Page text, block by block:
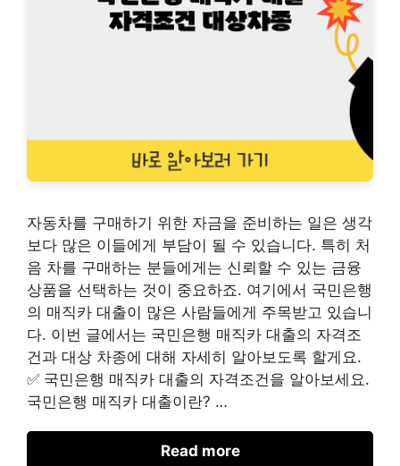
자동차를 구매하기 위한 자금을 준비하는 일은 생각
보다 많은 이들에게 부담이 될 수 있습니다. 특히 처
음 차를 구매하는 분들에게는 신뢰할 수 있는 금융
상품을 선택하는 것이 중요하죠. 여기에서 국민은행
의 매직카 대출이 많은 사람들에게 주목받고 있습니
다. 이번 글에서는 국민은행 매직카 대출의 자격조
건과 대상 차종에 대해 자세히 알아보도록 할게요.
✅ 국민은행 매직카 대출의 자격조건을 알아보세요.
국민은행 매직카 대출이란? …
Read more